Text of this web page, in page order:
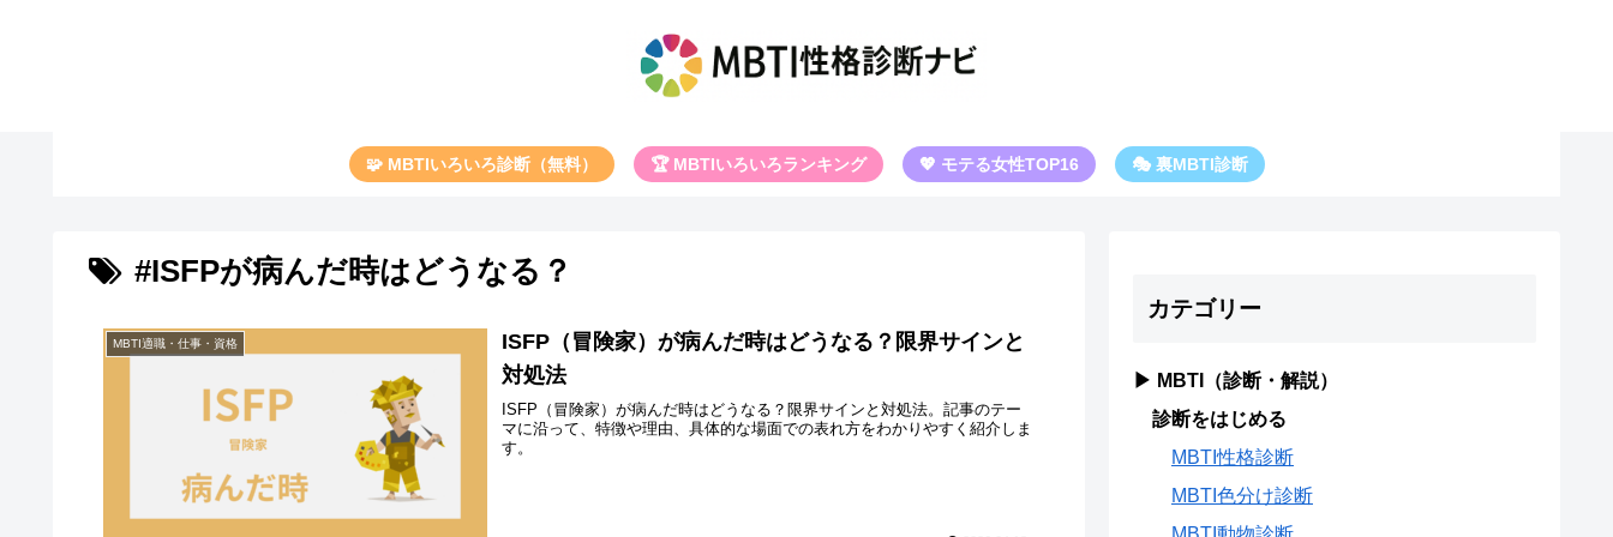
🧩 MBTIいろいろ診断（無料） 🏆 MBTIいろいろランキング 💖 モテる女性TOP16 🎭 裏MBTI診断
#ISFPが病んだ時はどうなる？
MBTI適職・仕事・資格
ISFP（冒険家）が病んだ時はどうなる？限界サインと
対処法
ISFP（冒険家）が病んだ時はどうなる？限界サインと対処法。記事のテー
マに沿って、特徴や理由、具体的な場面での表れ方をわかりやすく紹介しま
す。
カテゴリー
▶ MBTI（診断・解説）
診断をはじめる
MBTI性格診断
MBTI色分け診断